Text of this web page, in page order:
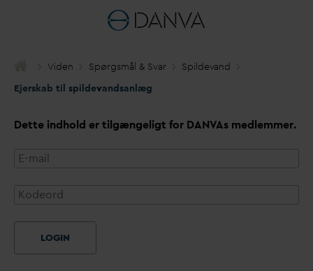
Viden Spørgsmål & Svar Spildevand
Ejerskab til spildevandsanlæg
Dette indhold er tilgængeligt for DANVAs medlemmer.
LOGIN